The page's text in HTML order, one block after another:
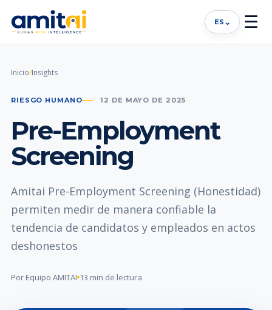
ES ⌄ ☰
Inicio/Insights
RIESGO HUMANO 12 DE MAYO DE 2025
Pre-Employment
Screening
Amitai Pre-Employment Screening (Honestidad)
permiten medir de manera confiable la
tendencia de candidatos y empleados en actos
deshonestos
Por Equipo AMITAI 13 min de lectura